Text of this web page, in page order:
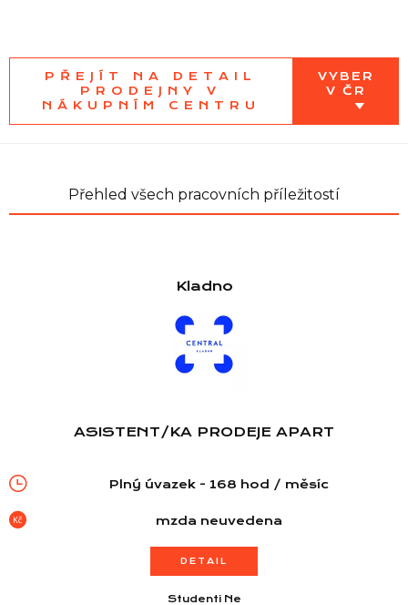
Seznam prodejen
PŘEJÍT NA DETAIL
PRODEJNY V
NÁKUPNÍM CENTRU
VYBER
V ČR
Přehled všech pracovních příležitostí
Kladno
ASISTENT/KA PRODEJE APART
Plný úvazek - 168 hod / měsíc
mzda neuvedena
DETAIL
Studenti Ne